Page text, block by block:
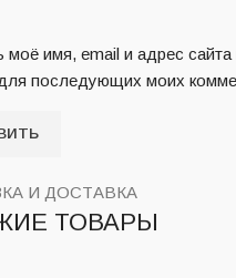
моё имя, email и адрес сайта
последующих моих
И ДОСТАВКА
ТОВАРЫ